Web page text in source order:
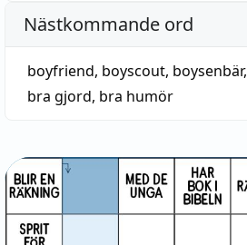
Nästkommande ord
boyfriend, boyscout, boysenbär,
bra gjord, bra humör